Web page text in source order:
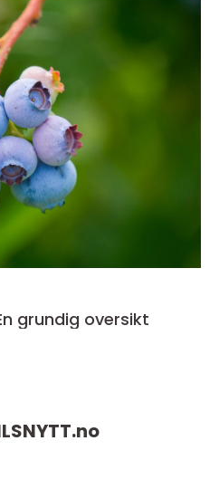
grundig oversikt
no